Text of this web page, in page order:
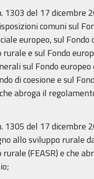
1303 del 17 dicembre
comuni sul
europeo, sul Fondo
rurale e sul Fondo
sul Fondo
di coesione e sul
abroga il
1305 del 17 dicembre
allo sviluppo rurale
(FEASR) e che